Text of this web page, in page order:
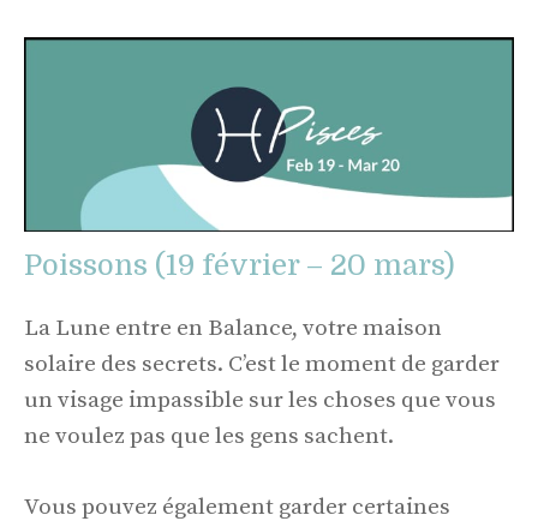
Poissons (19 février – 20 mars)
La Lune entre en Balance, votre maison
solaire des secrets. C’est le moment de garder
un visage impassible sur les choses que vous
ne voulez pas que les gens sachent.
Vous pouvez également garder certaines